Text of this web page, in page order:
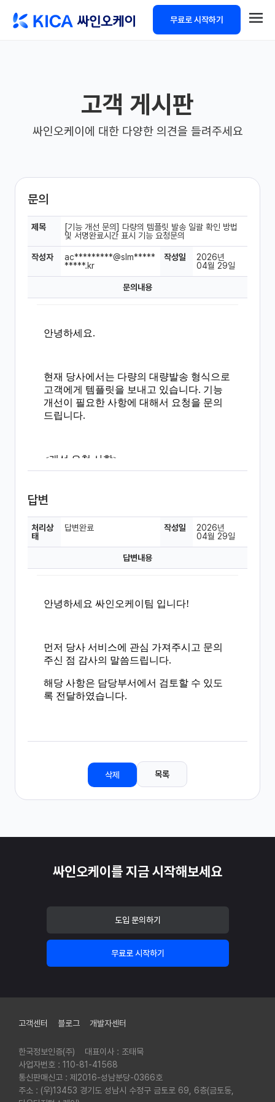
무료로 시작하기
고객 게시판
싸인오케이에 대한 다양한 의견을 들려주세요
문의
제목
[기능 개선 문의] 다량의 템플릿 발송 일괄 확인 방법
및 서명완료시간 표시 기능 요청문의
작성자
ac*********@slm*****
*****.kr
작성일
2026년
04월 29일
문의내용
답변
처리상
태
답변완료 작성일
2026년
04월 29일
답변내용
삭제 목록
싸인오케이를 지금 시작해보세요
도입 문의하기
무료로 시작하기
고객센터 블로그 개발자센터
한국정보인증(주)
대표이사 : 조태묵
사업자번호 : 110-81-41568
통신판매신고 : 제2016-성남분당-0366호
주소 : (우)13453 경기도 성남시 수정구 금토로 69, 6층(금토동,